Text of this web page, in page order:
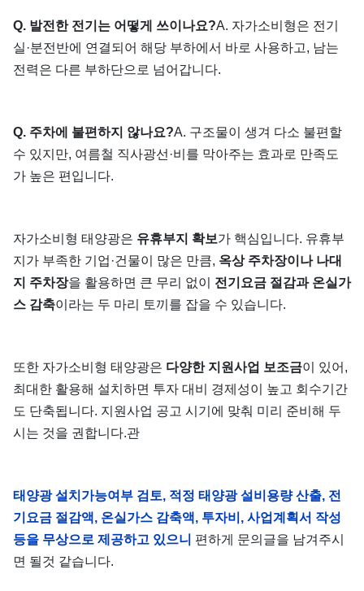
Q. 발전한 전기는 어떻게 쓰이나요?A. 자가소비형은 전기
실·분전반에 연결되어 해당 부하에서 바로 사용하고, 남는
전력은 다른 부하단으로 넘어갑니다.
Q. 주차에 불편하지 않나요?A. 구조물이 생겨 다소 불편할
수 있지만, 여름철 직사광선·비를 막아주는 효과로 만족도
가 높은 편입니다.
자가소비형 태양광은 유휴부지 확보가 핵심입니다. 유휴부
지가 부족한 기업·건물이 많은 만큼, 옥상 주차장이나 나대
지 주차장을 활용하면 큰 무리 없이 전기요금 절감과 온실가
스 감축이라는 두 마리 토끼를 잡을 수 있습니다.
또한 자가소비형 태양광은 다양한 지원사업 보조금이 있어,
최대한 활용해 설치하면 투자 대비 경제성이 높고 회수기간
도 단축됩니다. 지원사업 공고 시기에 맞춰 미리 준비해 두
시는 것을 권합니다.관
태양광 설치가능여부 검토, 적정 태양광 설비용량 산출, 전
기요금 절감액, 온실가스 감축액, 투자비, 사업계획서 작성
등을 무상으로 제공하고 있으니 편하게 문의글을 남겨주시
면 될것 같습니다.